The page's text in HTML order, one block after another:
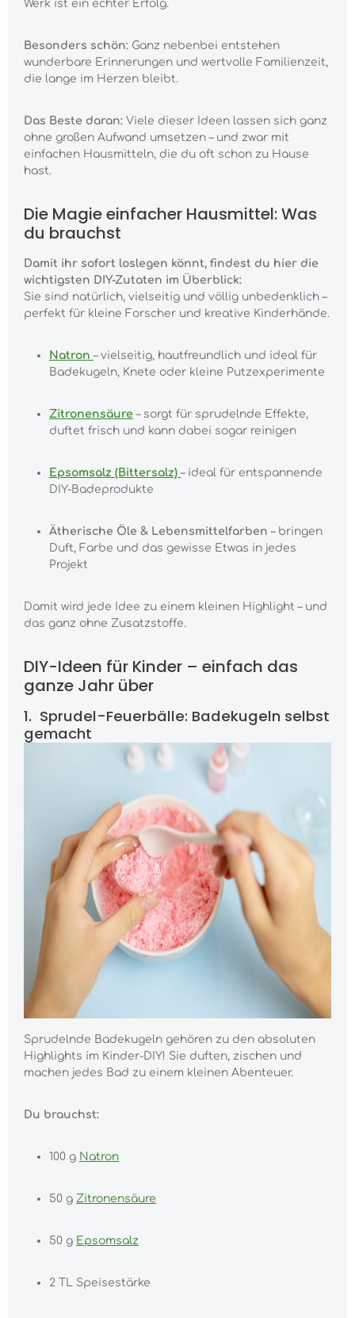
Werk ist ein echter Erfolg.
Besonders schön: Ganz nebenbei entstehen
wunderbare Erinnerungen und wertvolle Familienzeit,
die lange im Herzen bleibt.
Das Beste daran: Viele dieser Ideen lassen sich ganz
ohne großen Aufwand umsetzen – und zwar mit
einfachen Hausmitteln, die du oft schon zu Hause
hast.
Die Magie einfacher Hausmittel: Was
du brauchst
Damit ihr sofort loslegen könnt, findest du hier die
wichtigsten DIY-Zutaten im Überblick:
Sie sind natürlich, vielseitig und völlig unbedenklich –
perfekt für kleine Forscher und kreative Kinderhände.
Natron – vielseitig, hautfreundlich und ideal für
Badekugeln, Knete oder kleine Putzexperimente
Zitronensäure – sorgt für sprudelnde Effekte,
duftet frisch und kann dabei sogar reinigen
Epsomsalz (Bittersalz) – ideal für entspannende
DIY-Badeprodukte
Ätherische Öle & Lebensmittelfarben – bringen
Duft, Farbe und das gewisse Etwas in jedes
Projekt
Damit wird jede Idee zu einem kleinen Highlight – und
das ganz ohne Zusatzstoffe.
DIY-Ideen für Kinder – einfach das
ganze Jahr über
1. Sprudel-Feuerbälle: Badekugeln selbst
gemacht
Sprudelnde Badekugeln gehören zu den absoluten
Highlights im Kinder-DIY! Sie duften, zischen und
machen jedes Bad zu einem kleinen Abenteuer.
Du brauchst:
100 g Natron
50 g Zitronensäure
50 g Epsomsalz
2 TL Speisestärke